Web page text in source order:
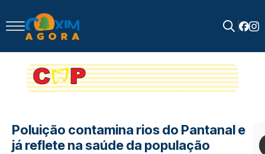
for:
Poluição contamina rios do Pantanal e
já reflete na saúde da população